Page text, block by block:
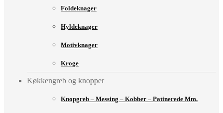
Foldeknager
Hyldeknager
Motivknager
Kroge
Køkkengreb og knopper
Knopgreb – Messing – Kobber – Patinerede Mm.